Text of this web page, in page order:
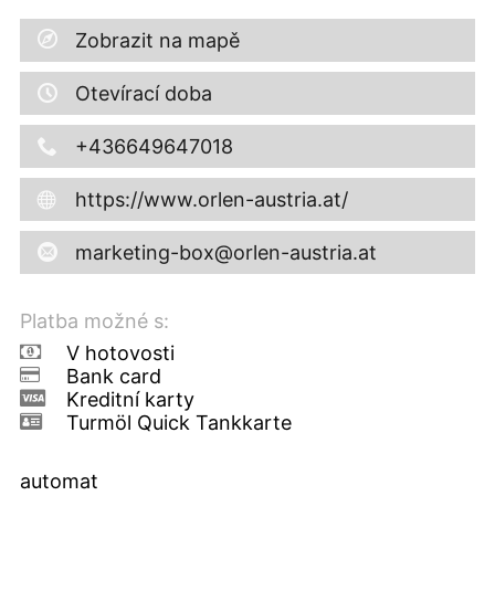
Zobrazit na mapě
Otevírací doba
+436649647018
https://www.orlen-austria.at/
marketing-box@orlen-austria.at
Platba možné s:
V hotovosti
Bank card
Kreditní karty
Turmöl Quick Tankkarte
automat